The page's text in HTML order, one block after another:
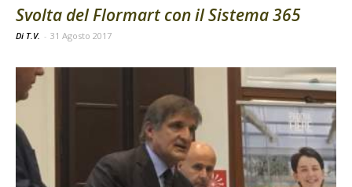
Svolta del Flormart con il Sistema 365
Di T.V. - 31 Agosto 2017